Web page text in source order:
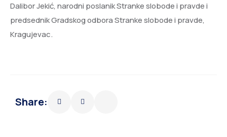
Dalibor Jekić, narodni poslanik Stranke slobode i pravde i
predsednik Gradskog odbora Stranke slobode i pravde,
Kragujevac.
Share: